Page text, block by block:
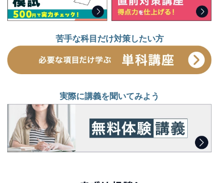
苦手な科目だけ対策したい方
実際に講義を聞いてみよう